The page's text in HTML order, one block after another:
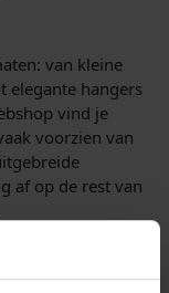
van kleine
elegante hangers
vind je
voorzien van
af op de rest van
sieraden van